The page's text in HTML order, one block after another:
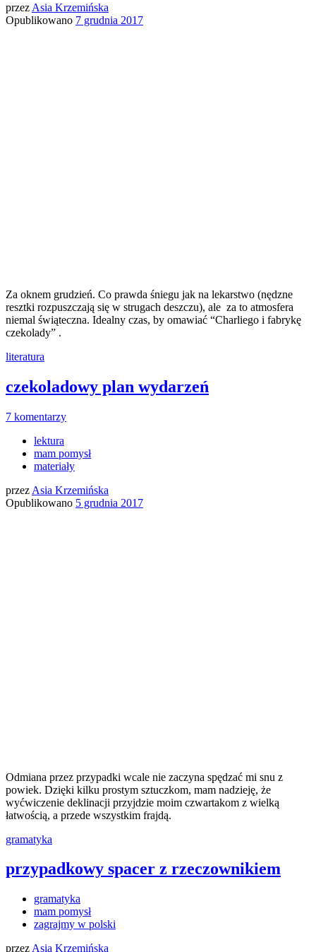
przez Asia Krzemińska
Opublikowano 7 grudnia 2017
Za oknem grudzień. Co prawda śniegu jak na lekarstwo (nędzne
resztki rozpuszczają się w strugach deszczu), ale za to atmosfera
niemal świąteczna. Idealny czas, by omawiać “Charliego i fabrykę
czekolady” .
literatura
czekoladowy plan wydarzeń
7 komentarzy
lektura
mam pomysł
materiały
przez Asia Krzemińska
Opublikowano 5 grudnia 2017
Odmiana przez przypadki wcale nie zaczyna spędzać mi snu z
powiek. Dzięki kilku prostym sztuczkom, mam nadzieję, że
wyćwiczenie deklinacji przyjdzie moim czwartakom z wielką
łatwością, a przede wszystkim frajdą.
gramatyka
przypadkowy spacer z rzeczownikiem
gramatyka
mam pomysł
zagrajmy w polski
przez Asia Krzemińska